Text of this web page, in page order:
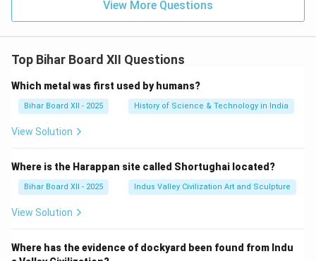
View More Questions
Top Bihar Board XII Questions
Which metal was first used by humans?
Bihar Board XII - 2025 History of Science & Technology in India
View Solution
Where is the Harappan site called Shortughai located?
Bihar Board XII - 2025 Indus Valley Civilization Art and Sculpture
View Solution
Where has the evidence of dockyard been found from Indu